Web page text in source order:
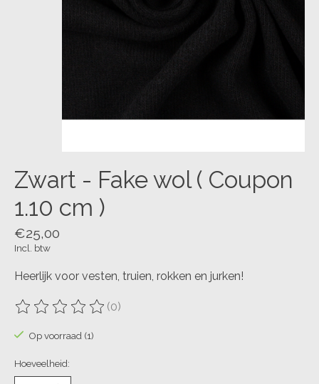
Zwart - Fake wol ( Coupon
1.10 cm )
€25,00
Incl. btw
Heerlijk voor vesten, truien, rokken en jurken!
De beoordeling van dit product is
(0)
Op voorraad (1)
Hoeveelheid: